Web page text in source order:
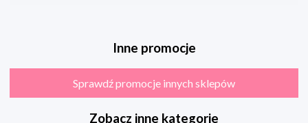
Inne promocje
Sprawdź promocje innych sklepów
Zobacz inne kategorie